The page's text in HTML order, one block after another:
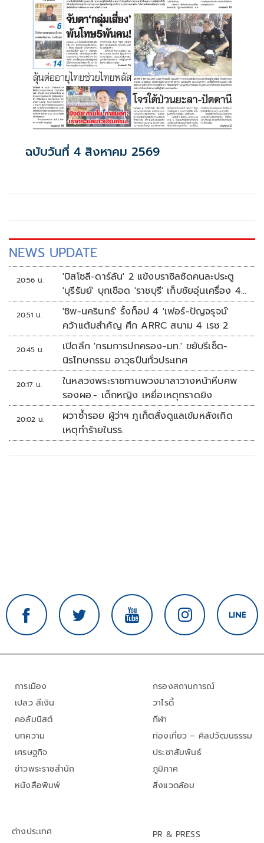
ฉบับวันที่ 4 สิงหาคม 2569
NEWS UPDATE
20:56 น.
'บิสโซลี-ดาร์ลัน' 2 แข้งบราซิลซัดคนละประตู
'บุรีรัมย์' บุกเชือด 'ราชบุรี' เก็บชัยอุ่นเครื่อง 4
นัดรวด
20:51 น.
'ชิพ-นครินทร์' รั้งท็อป 4 'เฟอร์-ปัญจรุจน์'
คว้าแต้มสำคัญ ศึก ARRC สนาม 4 เรซ 2
20:45 น.
เปิดลึก 'กรมการปกครอง-มท.' ขยับรีเซ็ต-
นิรโทษกรรม อาวุธปืนทั่วประเทศ
20:17 น.
ในหลวงพระราชทานพวงมาลาวางหน้าหีบศพ
รองผอ.- เด็กหญิง เหยื่อเหตุกราดยิง
20:02 น.
ผวาซ้ำรอย ผู้ว่าฯ ภูเก็ตสั่งดูแลเข้มหลังเกิด
เหตุทำร้ายในรร.
การเมือง
เปลว สีเงิน
คอลัมนิสต์
บทความ
เศรษฐกิจ
ข่าวพระราชสำนัก
หนังสือพิมพ์
กรองสถานการณ์
วาไรตี้
กีฬา
ท่องเที่ยว – ศิลปวัฒนธรรม
ประชาสัมพันธ์
ภูมิภาค
สิ่งแวดล้อม
ต่างประเทศ
PR & PRESS